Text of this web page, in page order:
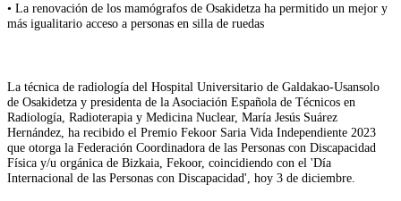
• La renovación de los mamógrafos de Osakidetza ha permitido un mejor y
más igualitario acceso a personas en silla de ruedas
La técnica de radiología del Hospital Universitario de Galdakao-Usansolo
de Osakidetza y presidenta de la Asociación Española de Técnicos en
Radiología, Radioterapia y Medicina Nuclear, María Jesús Suárez
Hernández ha recibido el Premio Fekoor Saria Vida Independiente 2023
que otorga la Federación Coordinadora de las Personas con Discapacidad
Física y/u orgánica de Bizkaia, Fekoor, coincidiendo con el 'Día
Internacional de las Personas con Discapacidad', hoy 3 de diciembre.